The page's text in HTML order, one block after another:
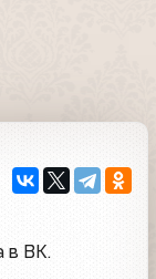
в ВК.